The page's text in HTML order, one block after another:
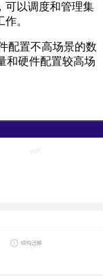
可以调度和管理集
。
配置不高场景的数
和硬件配置较高场